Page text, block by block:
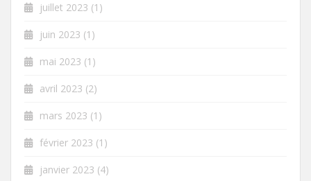
juillet 2023 (1)
juin 2023 (1)
mai 2023 (1)
avril 2023 (2)
mars 2023 (1)
février 2023 (1)
janvier 2023 (4)